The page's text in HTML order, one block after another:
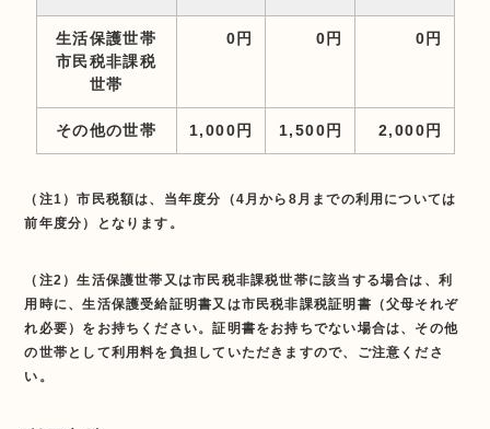
生活保護世帯
市民税非課税
世帯
0円 0円 0円
その他の世帯 1,000円 1,500円 2,000円
（注1）市民税額は、当年度分（4月から8月までの利用については
前年度分）となります。
（注2）生活保護世帯又は市民税非課税世帯に該当する場合は、利
用時に、生活保護受給証明書又は市民税非課税証明書（父母それぞ
れ必要）をお持ちください。証明書をお持ちでない場合は、その他
の世帯として利用料を負担していただきますので、ご注意くださ
い。